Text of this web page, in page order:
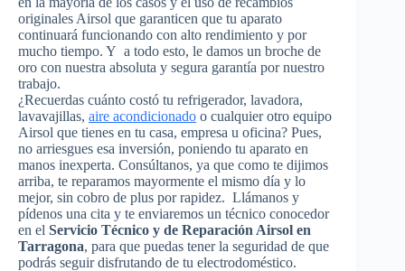
originales Airsol que garanticen que tu aparato
continuará funcionando con alto rendimiento y por
mucho tiempo. Y a todo esto, le damos un broche de
oro con nuestra absoluta y segura garantía por nuestro
trabajo.
¿Recuerdas cuánto costó tu refrigerador, lavadora,
lavavajillas, aire acondicionado o cualquier otro equipo
Airsol que tienes en tu casa, empresa u oficina? Pues,
no arriesgues esa inversión, poniendo tu aparato en
manos inexperta. Consúltanos, ya que como te dijimos
arriba, te reparamos mayormente el mismo día y lo
mejor, sin cobro de plus por rapidez. Llámanos y
pídenos una cita y te enviaremos un técnico conocedor
en el Servicio Técnico y de Reparación Airsol en
Tarragona, para que puedas tener la seguridad de que
podrás seguir disfrutando de tu electrodoméstico.